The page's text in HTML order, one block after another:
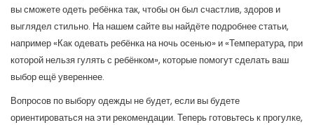
вы сможете одеть ребёнка так, чтобы он был счастлив, здоров и
выглядел стильно. На нашем сайте вы найдёте подробнее статьи,
например «Как одевать ребёнка на ночь осенью» и «Температура, при
которой нельзя гулять с ребёнком», которые помогут сделать ваш
выбор ещё увереннее.
Вопросов по выбору одежды не будет, если вы будете
ориентироваться на эти рекомендации. Теперь готовьтесь к прогулке,